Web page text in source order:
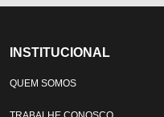
INSTITUCIONAL
QUEM SOMOS